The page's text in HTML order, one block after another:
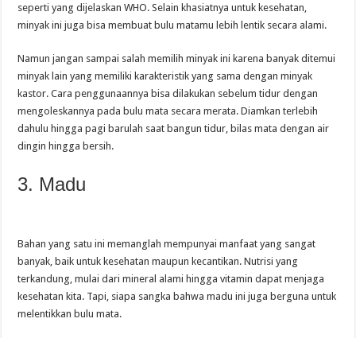
seperti yang dijelaskan WHO. Selain khasiatnya untuk kesehatan,
minyak ini juga bisa membuat bulu matamu lebih lentik secara alami.
Namun jangan sampai salah memilih minyak ini karena banyak ditemui
minyak lain yang memiliki karakteristik yang sama dengan minyak
kastor. Cara penggunaannya bisa dilakukan sebelum tidur dengan
mengoleskannya pada bulu mata secara merata. Diamkan terlebih
dahulu hingga pagi barulah saat bangun tidur, bilas mata dengan air
dingin hingga bersih.
3. Madu
Bahan yang satu ini memanglah mempunyai manfaat yang sangat
banyak, baik untuk kesehatan maupun kecantikan. Nutrisi yang
terkandung, mulai dari mineral alami hingga vitamin dapat menjaga
kesehatan kita. Tapi, siapa sangka bahwa madu ini juga berguna untuk
melentikkan bulu mata.